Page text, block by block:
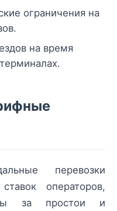
ограничения на
на время
перевозки
операторов,
за простои и